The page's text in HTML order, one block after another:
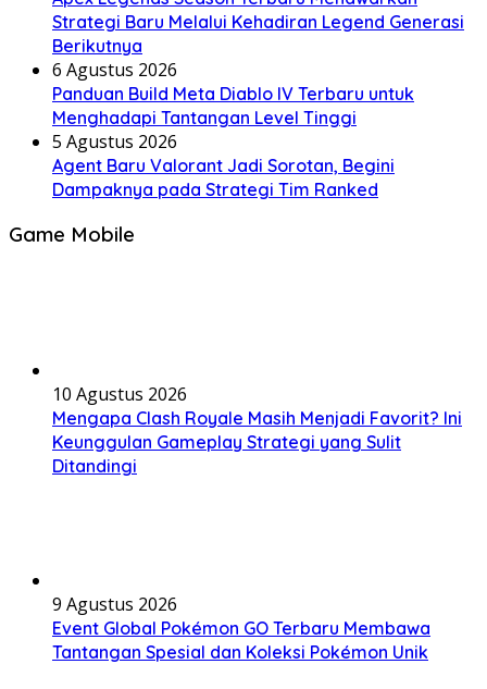
Strategi Baru Melalui Kehadiran Legend Generasi
Berikutnya
6 Agustus 2026
Panduan Build Meta Diablo IV Terbaru untuk
Menghadapi Tantangan Level Tinggi
5 Agustus 2026
Agent Baru Valorant Jadi Sorotan, Begini
Dampaknya pada Strategi Tim Ranked
Game Mobile
10 Agustus 2026
Mengapa Clash Royale Masih Menjadi Favorit? Ini
Keunggulan Gameplay Strategi yang Sulit
Ditandingi
9 Agustus 2026
Event Global Pokémon GO Terbaru Membawa
Tantangan Spesial dan Koleksi Pokémon Unik